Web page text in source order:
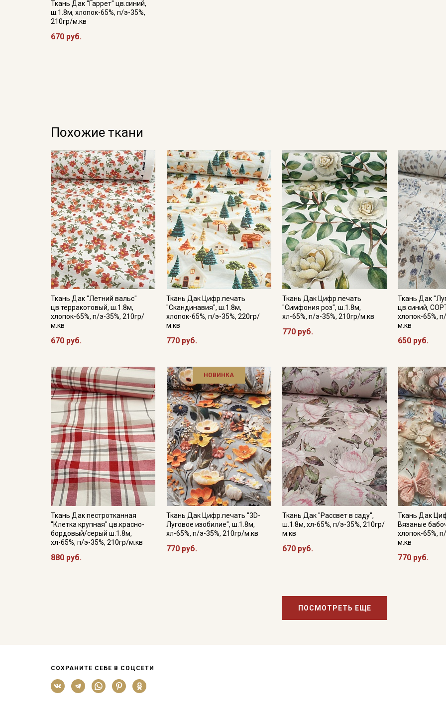
Ткань Дак "Гаррет" цв.синий,
ш.1.8м, хлопок-65%, п/э-35%,
210гр/м.кв
670 руб.
Похожие ткани
Ткань Дак "Летний вальс"
цв.терракотовый, ш.1.8м,
хлопок-65%, п/э-35%, 210гр/
м.кв
670 руб.
Ткань Дак Цифр.печать
"Скандинавия", ш.1.8м,
хлопок-65%, п/э-35%, 220гр/
м.кв
770 руб.
Ткань Дак Цифр.печать
"Симфония роз", ш.1.8м,
хл-65%, п/э-35%, 210гр/м.кв
770 руб.
Ткань Дак
цв.синий,
хлопок-65%,
м.кв
650 руб.
Ткань Дак пестротканная
"Клетка крупная" цв.красно-
бордовый/серый ш.1.8м,
хл-65%, п/э-35%, 210гр/м.кв
880 руб.
НОВИНКА
Ткань Дак Цифр.печать "3D-
Луговое изобилие", ш.1.8м,
хл-65%, п/э-35%, 210гр/м.кв
770 руб.
Ткань Дак "Рассвет в саду",
ш.1.8м, хл-65%, п/э-35%, 210гр/
м.кв
670 руб.
Ткань Дак
Вязаные
хлопок-65%,
м.кв
770 руб.
ПОСМОТРЕТЬ ЕЩЕ
СОХРАНИТЕ СЕБЕ В СОЦСЕТИ